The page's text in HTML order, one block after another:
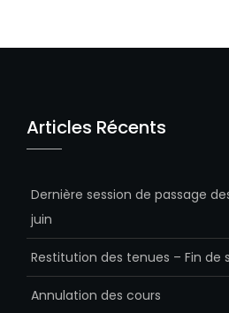
Articles Récents
Dernière session de passage
juin
Restitution des tenues – Fin de
Annulation des cours